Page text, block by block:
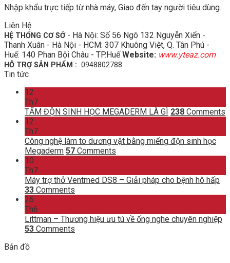
Nhập khẩu trực tiếp từ nhà máy, Giao đến tay người tiêu dùng.
Liên Hệ
HỆ THỐNG CƠ SỞ - Hà Nội: Số 56 Ngõ 132 Nguyễn Xiển -
Thanh Xuân - Hà Nội - HCM: 307 Khuông Việt, Q. Tân Phú -
Huế: 140 Phan Bội Châu - TP.HuếWebsite: www.yteaz.com
HỖ TRỢ SẢN PHẨM : 0948802788
Tin tức
12
Th7
TẤM ĐỘN SINH HỌC MEGADERM LÀ GÌ 238 Comments
12
Th7
Công nghệ làm to dương vật bằng miếng độn sinh học
Megaderm 57 Comments
10
Th7
Máy trợ thở Ventmed DS8 – Giải pháp cho bệnh hô hấp
33 Comments
26
Th6
Littman – Thương hiệu ưu tú về ống nghe chuyên nghiệp
53 Comments
Bản đồ